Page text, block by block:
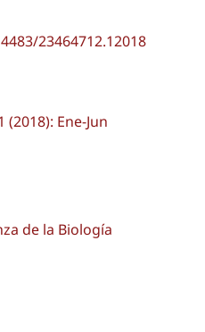
23464712.12018
(2018): Ene-Jun
de la Biología